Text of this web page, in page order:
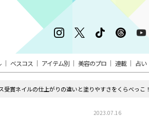
ベスコス アイテム別 美容のプロ 連載 占い
受賞ネイルの仕上がりの違いと塗りやすさをくらべっこ！
2023.07.16